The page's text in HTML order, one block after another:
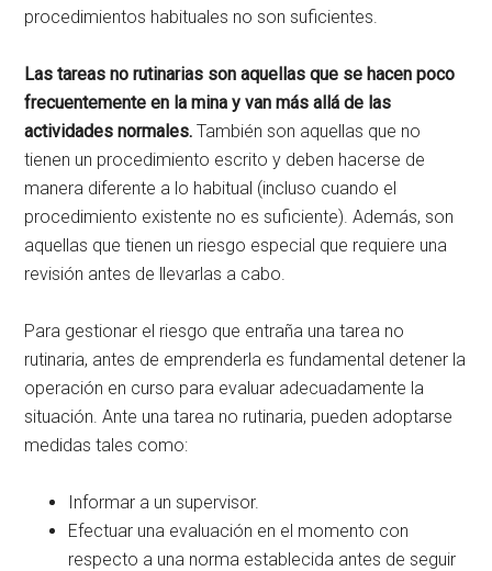
procedimientos habituales no son suficientes.
Las tareas no rutinarias son aquellas que se hacen poco
frecuentemente en la mina y van más allá de las
actividades normales. También son aquellas que no
tienen un procedimiento escrito y deben hacerse de
manera diferente a lo habitual (incluso cuando el
procedimiento existente no es suficiente). Además, son
aquellas que tienen un riesgo especial que requiere una
revisión antes de llevarlas a cabo.
Para gestionar el riesgo que entraña una tarea no
rutinaria, antes de emprenderla es fundamental detener la
operación en curso para evaluar adecuadamente la
situación. Ante una tarea no rutinaria, pueden adoptarse
medidas tales como:
Informar a un supervisor.
Efectuar una evaluación en el momento con
respecto a una norma establecida antes de seguir